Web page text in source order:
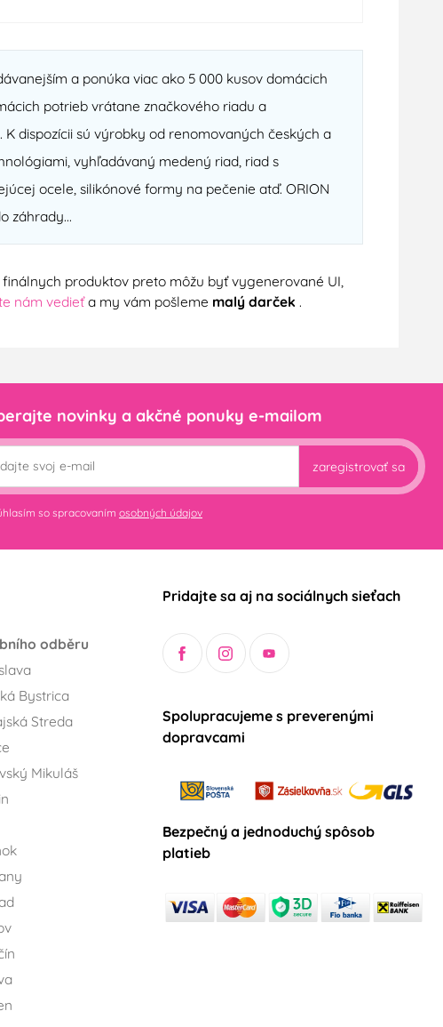
a ponúka viac ako 5 000 kusov domácich
potrieb vrátane značkového riadu a
dispozícii sú výrobky od renomovaných českých a
vyhľadávaný medený riad, riad s
ocele, silikónové formy na pečenie atď. ORION
záhrady...
produktov preto môžu byť vygenerované UI,
nám vedieťa my vám pošleme malý darček .
novinky a akčné ponuky e-mailom
zaregistrovať sa
so spracovaním osobných údajov
odběru
Bystrica
Streda
Mikuláš
Pridajte sa aj na sociálnych sieťach
Spolupracujeme s preverenými
dopravcami
Bezpečný a jednoduchý spôsob
platieb